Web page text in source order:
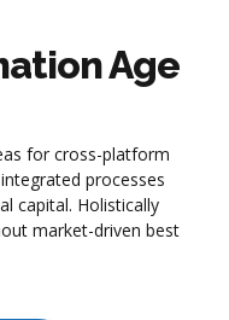
Age
for cross-platform
processes
capital. Holistically
market-driven best